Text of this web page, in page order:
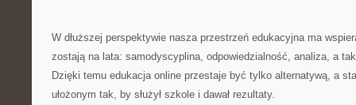
W dłuższej perspektywie nasza przestrzeń edukacyjna ma
zostają na lata: samodyscyplina, odpowiedzialność, analiza, a
Dzięki temu edukacja online przestaje być tylko alternatywą, a
ułożonym tak, by służył szkole i dawał rezultaty.